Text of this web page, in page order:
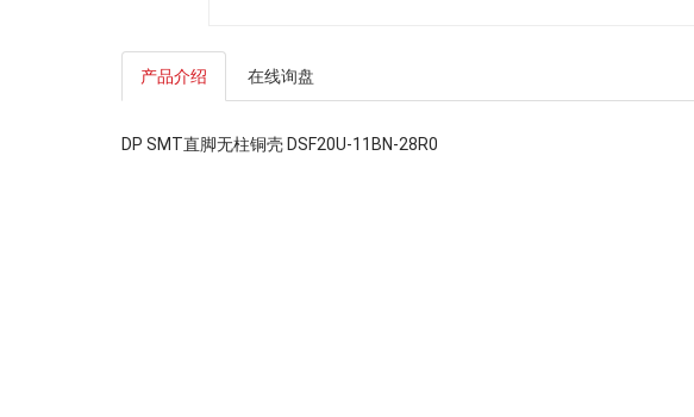
产品介绍 在线询盘
DP SMT直脚无柱铜壳 DSF20U-11BN-28R0